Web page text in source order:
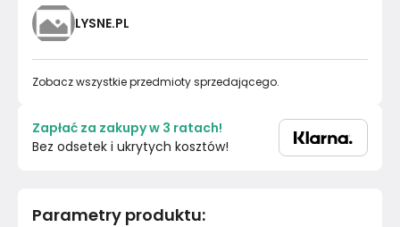
Parametry produktu:
LYSNE.PL
Zobacz wszystkie przedmioty sprzedającego.
Zapłać za zakupy w 3 ratach!
Bez odsetek i ukrytych kosztów!